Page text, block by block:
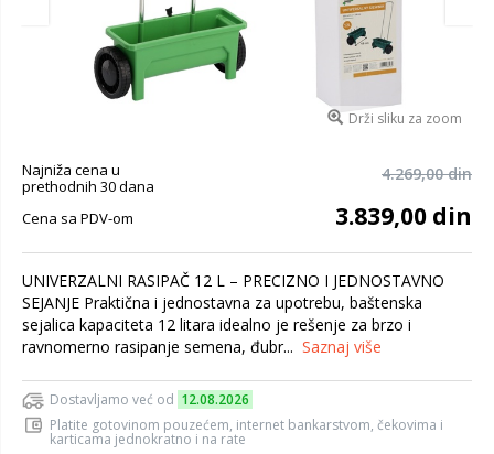
Drži sliku za zoom
Najniža cena u
prethodnih 30 dana
4.269,00 din
Cena sa PDV-om 3.839,00 din
UNIVERZALNI RASIPAČ 12 L – PRECIZNO I JEDNOSTAVNO
SEJANJE Praktična i jednostavna za upotrebu, baštenska
sejalica kapaciteta 12 litara idealno je rešenje za brzo i
ravnomerno rasipanje semena, đubr... Saznaj više
Dostavljamo već od 12.08.2026
Platite gotovinom pouzećem, internet bankarstvom, čekovima i
karticama jednokratno i na rate